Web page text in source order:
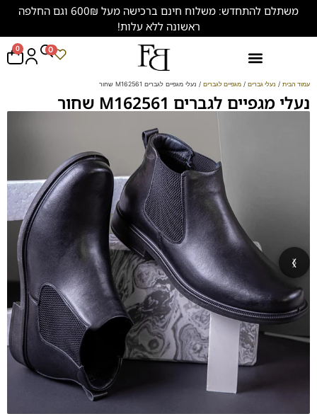
משתלם להתחדש: משלוח חינם ברכישה מעל 600₪ וגם החלפה
ראשונה ללא עלות!
0 0
עמוד הבית / נעלי גברים / מגפיים לגברים / נעלי מגפיים לגברים M162561 שחור
נעלי מגפיים לגברים M162561 שחור
‹
›